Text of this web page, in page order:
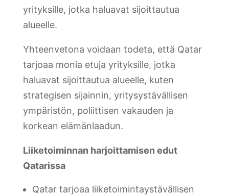
yrityksille, jotka haluavat sijoittautua
alueelle.
Yhteenvetona voidaan todeta, että Qatar
tarjoaa monia etuja yrityksille, jotka
haluavat sijoittautua alueelle, kuten
strategisen sijainnin, yritysystävällisen
ympäristön, poliittisen vakauden ja
korkean elämänlaadun.
Liiketoiminnan harjoittamisen edut
Qatarissa
Qatar tarjoaa liiketoimintaystävällisen